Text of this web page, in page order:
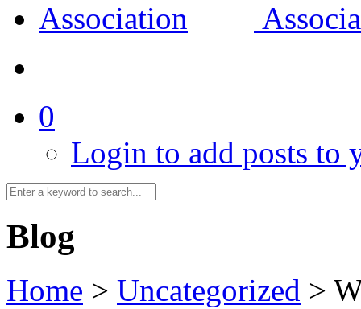
0
Login to add posts to
Blog
Home > Uncategorized >